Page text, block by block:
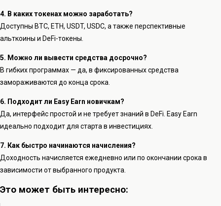
4. В каких токенах можно заработать?
Доступны BTC, ETH, USDT, USDC, а также перспективные
альткоины и DeFi-токены.
5. Можно ли вывести средства досрочно?
В гибких программах — да, в фиксированных средства
замораживаются до конца срока.
6. Подходит ли Easy Earn новичкам?
Да, интерфейс простой и не требует знаний в DeFi. Easy Earn
идеально подходит для старта в инвестициях.
7. Как быстро начинаются начисления?
Доходность начисляется ежедневно или по окончании срока в
зависимости от выбранного продукта.
Это может быть интересно: